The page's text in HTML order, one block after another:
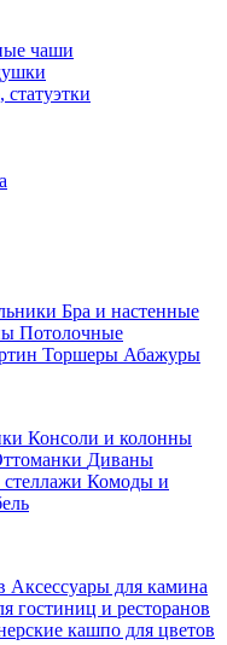
чаши
Бра и настенные
Потолочные
Торшеры Абажуры
Консоли и колонны
Диваны
Комоды и
Аксессуары для камина
гостиниц и ресторанов
кашпо для цветов